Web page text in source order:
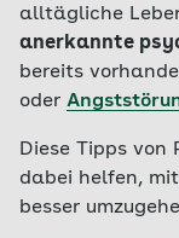
alltägliche
anerkannte
bereits
oder
Diese Tipps von
dabei helfen,
besser